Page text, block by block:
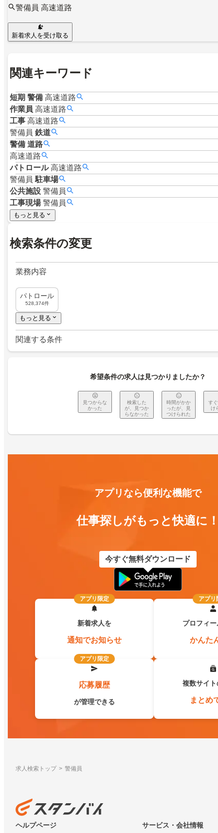
警備員 高速道路
新着求人を受け取る
関連キーワード
短期 警備 高速道路
作業員 高速道路
工事 高速道路
警備員 鉄道
警備 道路
高速道路
パトロール 高速道路
警備員 駐車場
公共施設 警備員
工事現場 警備員
もっと見る
検索条件の変更
業務内容
パトロール
528,374件
もっと見る
関連する条件
希望条件の求人は見つかりましたか？
見つからな
かった
検索した
が、見つか
らなかった
時間がかか
ったが、見
つけられた
す
け
アプリなら便利な機能で
仕事探しがもっと快適に
今すぐ無料ダウンロード
アプリ限定
新着求人を
通知でお知らせ
アプリ
プロフィ
かんた
アプリ限定
応募履歴
が管理できる
複数サイ
まとめ
求人検索トップ 警備員
ヘルプページ サービス・会社情報